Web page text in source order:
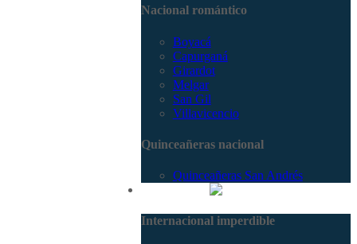
Nacional romántico
Boyacá
Capurganá
Girardot
Melgar
San Gil
Villavicencio
Quinceañeras nacional
Quinceañeras San Andrés
Internacional imperdible